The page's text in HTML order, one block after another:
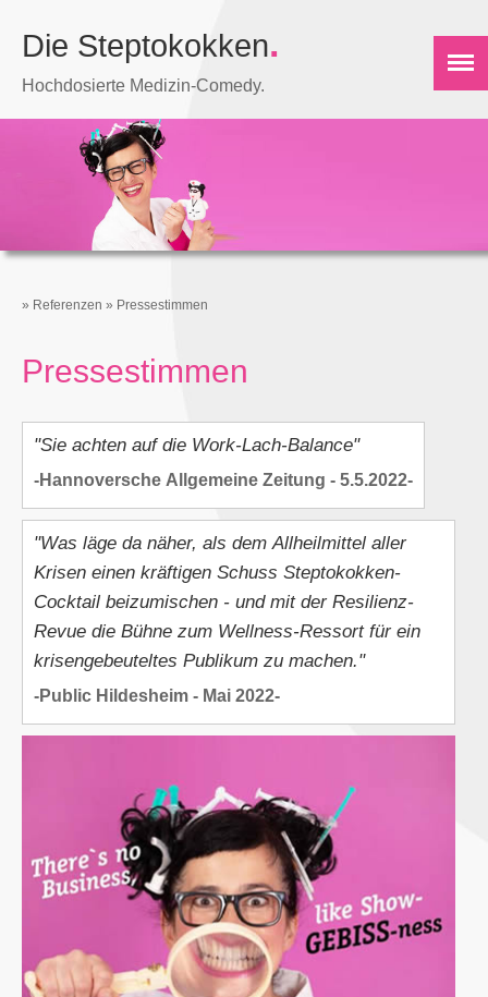
Die Steptokokken.
Hochdosierte Medizin-Comedy.
» Referenzen » Pressestimmen
Pressestimmen
"Sie achten auf die Work-Lach-Balance"
-Hannoversche Allgemeine Zeitung - 5.5.2022-
"Was läge da näher, als dem Allheilmittel aller
Krisen einen kräftigen Schuss Steptokokken-
Cocktail beizumischen - und mit der Resilienz-
Revue die Bühne zum Wellness-Ressort für ein
krisengebeuteltes Publikum zu machen."
-Public Hildesheim - Mai 2022-